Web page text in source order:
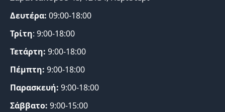
Δευτέρα: 09:00-18:00
Τρίτη: 9:00-18:00
Τετάρτη: 9:00-18:00
Πέμπτη: 9:00-18:00
Παρασκευή: 9:00-18:00
Σάββατο: 9:00-15:00